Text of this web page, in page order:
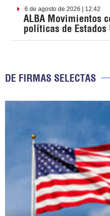
6 de agosto de 2026 | 12:42
ALBA Movimientos
políticas de Estados
DE FIRMAS SELECTAS